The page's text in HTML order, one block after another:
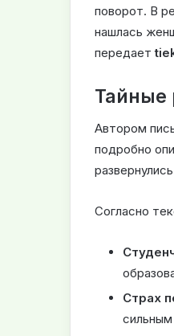
поворот. В
нашлась
передает
Тайные
Автором
подробно
Согласно
Страх